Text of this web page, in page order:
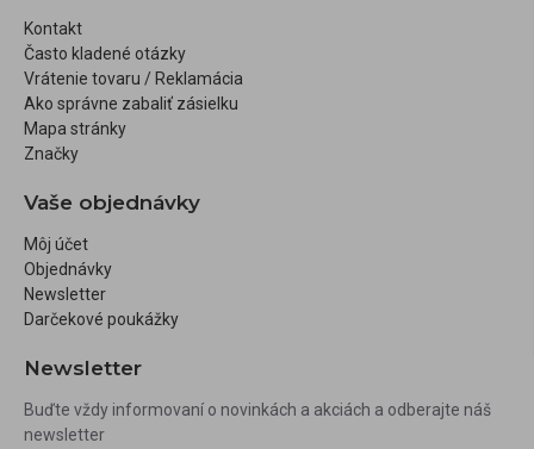
Kontakt
Často kladené otázky
Vrátenie tovaru / Reklamácia
Ako správne zabaliť zásielku
Mapa stránky
Značky
Vaše objednávky
Môj účet
Objednávky
Newsletter
Darčekové poukážky
Newsletter
Buďte vždy informovaní o novinkách a akciách a odberajte náš
newsletter